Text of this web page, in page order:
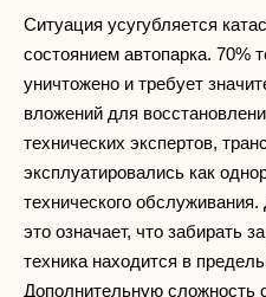
Ситуация усугубляется
состоянием автопарка. 70%
уничтожено и требует
вложений для
технических экспертов,
эксплуатировались как
технического
это означает, что забирать
техника находится в
Дополнительную сложность